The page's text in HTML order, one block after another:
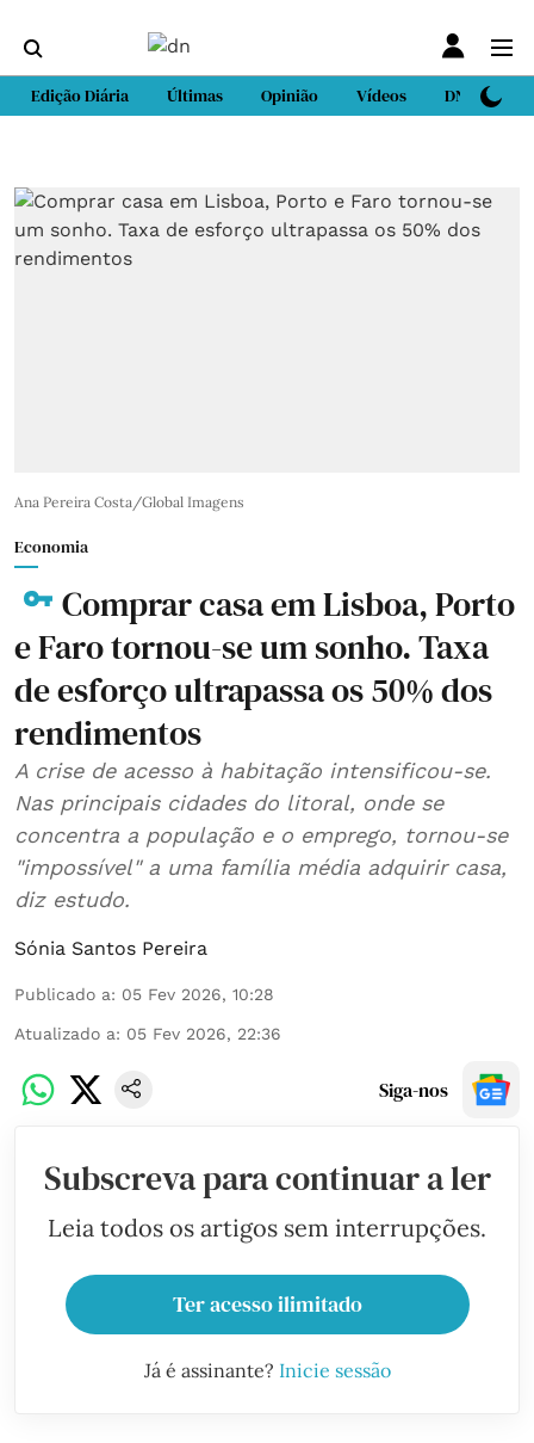
Edição Diária Últimas Opinião Vídeos DN Sport
Ana Pereira Costa/Global Imagens
Economia
Comprar casa em Lisboa, Porto
e Faro tornou-se um sonho. Taxa
de esforço ultrapassa os 50% dos
rendimentos
A crise de acesso à habitação intensificou-se.
Nas principais cidades do litoral, onde se
concentra a população e o emprego, tornou-se
"impossível" a uma família média adquirir casa,
diz estudo.
Sónia Santos Pereira
Publicado a: 05 Fev 2026, 10:28
Atualizado a: 05 Fev 2026, 22:36
Siga-nos
Subscreva para continuar a ler
Leia todos os artigos sem interrupções.
Ter acesso ilimitado
Já é assinante? Inicie sessão